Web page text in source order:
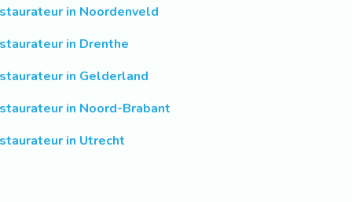
in Noordenveld
in Drenthe
in Gelderland
in Noord-Brabant
in Utrecht